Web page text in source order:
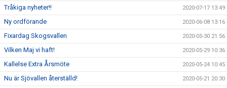
Tråkiga nyheter!! 2020-07-17 13:49
Ny ordförande 2020-06-08 13:16
Fixardag Skogsvallen 2020-05-30 21:56
Vilken Maj vi haft! 2020-05-29 10:36
Kallelse Extra Årsmöte 2020-05-24 10:45
Nu är Sjövallen återställd! 2020-05-21 20:30